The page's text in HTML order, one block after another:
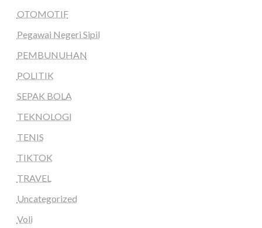
OTOMOTIF
Pegawai Negeri Sipil
PEMBUNUHAN
POLITIK
SEPAK BOLA
TEKNOLOGI
TENIS
TIKTOK
TRAVEL
Uncategorized
Voli